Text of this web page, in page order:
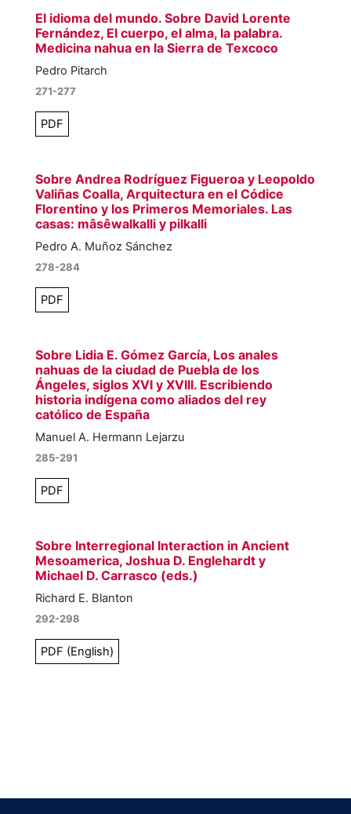
El idioma del mundo. Sobre David Lorente
Fernández, El cuerpo, el alma, la palabra.
Medicina nahua en la Sierra de Texcoco
Pedro Pitarch
271-277
PDF
Sobre Andrea Rodríguez Figueroa y Leopoldo
Valiñas Coalla, Arquitectura en el Códice
Florentino y los Primeros Memoriales. Las
casas: mâsêwalkalli y pilkalli
Pedro A. Muñoz Sánchez
278-284
PDF
Sobre Lidia E. Gómez García, Los anales
nahuas de la ciudad de Puebla de los
Ángeles, siglos XVI y XVIII. Escribiendo
historia indígena como aliados del rey
católico de España
Manuel A. Hermann Lejarzu
285-291
PDF
Sobre Interregional Interaction in Ancient
Mesoamerica, Joshua D. Englehardt y
Michael D. Carrasco (eds.)
Richard E. Blanton
292-298
PDF (English)